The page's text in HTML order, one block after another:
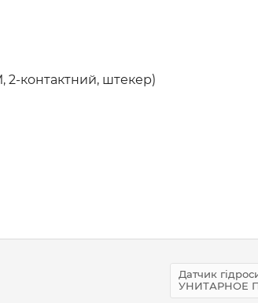
контактний, штекер)
Датчик
УНИТАРНОЕ